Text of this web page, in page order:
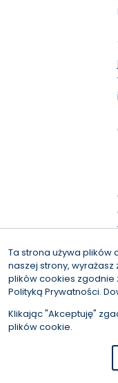
© 2026 Wszystkie
Ta strona używa plików
naszej strony,
plików cookies zgodnie
Polityką Prywatności.
Klikając "Akceptuję"
plików cookie.